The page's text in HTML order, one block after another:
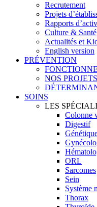
Recrutement
Projets
Rapports
Culture & Santé
Actualités et
English version
PRÉVENTION
NOS
SOINS
LES
Colonne
Digestif
ORL
Sarcomes
Sein
Système
Thorax